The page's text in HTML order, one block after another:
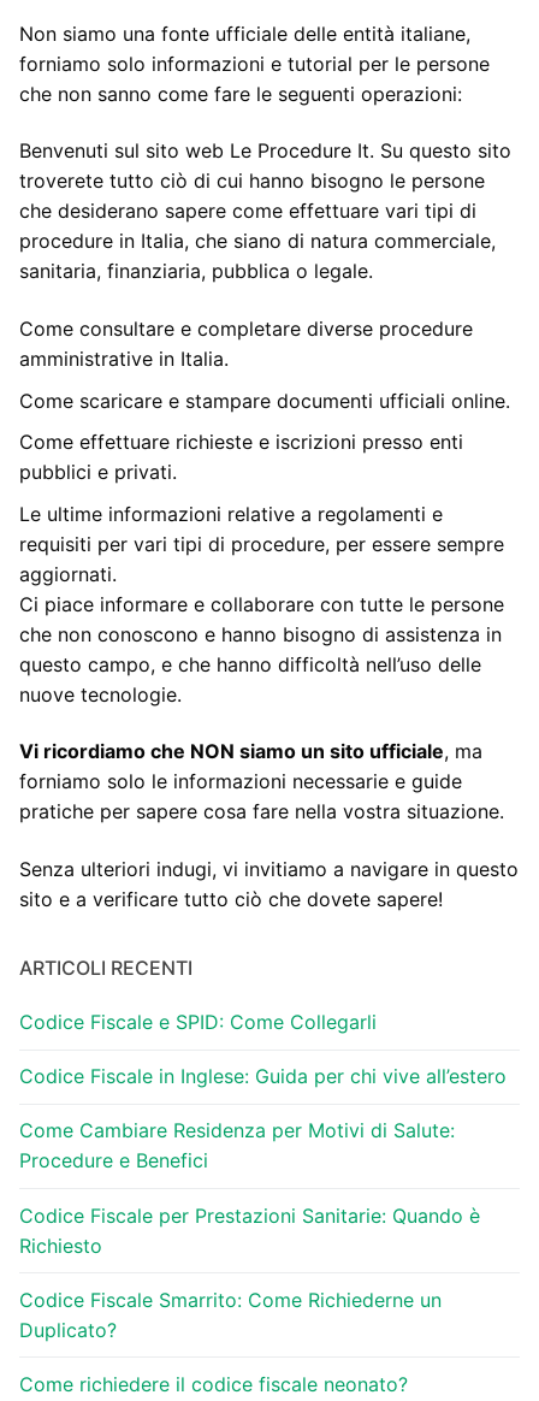
Non siamo una fonte ufficiale delle entità italiane,
forniamo solo informazioni e tutorial per le persone
che non sanno come fare le seguenti operazioni:
Benvenuti sul sito web Le Procedure It. Su questo sito
troverete tutto ciò di cui hanno bisogno le persone
che desiderano sapere come effettuare vari tipi di
procedure in Italia, che siano di natura commerciale,
sanitaria, finanziaria, pubblica o legale.
Come consultare e completare diverse procedure
amministrative in Italia.
Come scaricare e stampare documenti ufficiali online.
Come effettuare richieste e iscrizioni presso enti
pubblici e privati.
Le ultime informazioni relative a regolamenti e
requisiti per vari tipi di procedure, per essere sempre
aggiornati.
Ci piace informare e collaborare con tutte le persone
che non conoscono e hanno bisogno di assistenza in
questo campo, e che hanno difficoltà nell’uso delle
nuove tecnologie.
Vi ricordiamo che NON siamo un sito ufficiale, ma
forniamo solo le informazioni necessarie e guide
pratiche per sapere cosa fare nella vostra situazione.
Senza ulteriori indugi, vi invitiamo a navigare in questo
sito e a verificare tutto ciò che dovete sapere!
ARTICOLI RECENTI
Codice Fiscale e SPID: Come Collegarli
Codice Fiscale in Inglese: Guida per chi vive all’estero
Come Cambiare Residenza per Motivi di Salute:
Procedure e Benefici
Codice Fiscale per Prestazioni Sanitarie: Quando è
Richiesto
Codice Fiscale Smarrito: Come Richiederne un
Duplicato?
Come richiedere il codice fiscale neonato?